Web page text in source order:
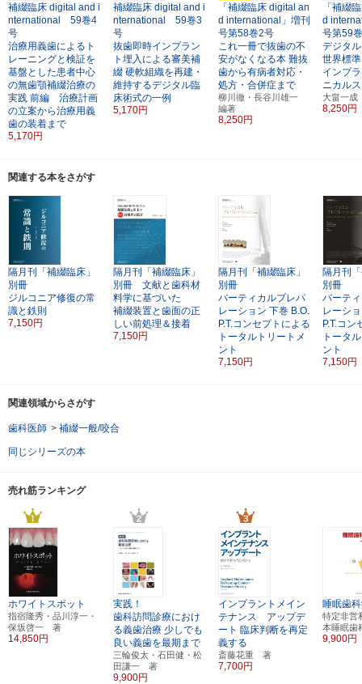
補綴臨床 digital and i
nternational 59巻4
号
治療用義歯によるト
レーニングと検証を
基盤とした患者中心
の無歯顎補綴治療の
実践 前編 治療計画
の立案から治療用義
歯の装着まで
5,170円
補綴臨床 digital and i
nternational 59巻3
号
抜歯即時インプラン
ト埋入による審美補
綴 硬軟組織を再建・
維持するデジタル臨
床術式の一例
5,170円
「補綴臨床 digital an
d international」増刊
号第58巻2号
これ一冊で抜歯の不
安がなくなる本 難抜
歯から有病者対応・
処方・合併症まで
柳川徹・長谷川雄一
編著
8,250円
「補綴
d
号第59
デジタ
世界標準
インプ
ニカル
大畠一
8,250円
関連する本をさがす
隔月刊「補綴臨床」
別冊
ジルコニア修復の常
識と鉄則
7,150円
隔月刊「補綴臨床」
別冊 文献と歯科材
料学に基づいた
補綴装置と歯面の正
しい前処理＆接着
7,150円
隔月刊「補綴臨床」
別冊
バーティカルプレパ
レーション 下巻 B.O.
P.T.コンセプトによる
トータルトリートメ
ント
7,150円
隔月刊
別冊
バーテ
レーシ
P.T.コン
トータ
ント
7,150円
関連領域からさがす
歯科医師 > 補綴一般/咬合
同じシリーズの本
売れ筋ランキング
ホワイトスポット
指宿隆秀・品川淳一・
保坂啓一 著
14,850円
実践！
歯科訪問診療におけ
る義歯治療 少しでも
良い義歯を最期まで
三輪俊太・石田健・松
田謙一 著
9,900円
インプラントメイン
テナンス アップデ
ート 臨床判断を再定
義する
斎藤花重 著
7,700円
睡眠歯
特定非営
本睡眠
9,900円